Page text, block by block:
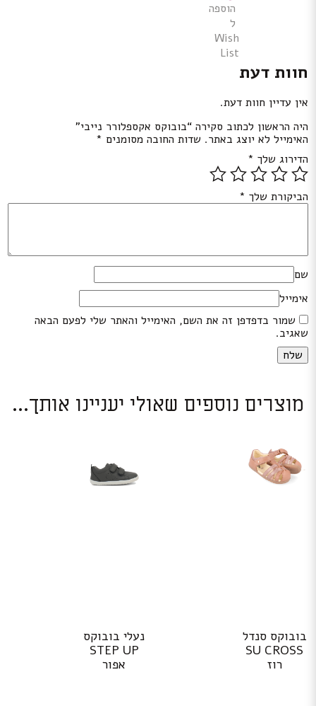
הוספה
ל
Wish
List
חוות דעת
אין עדיין חוות דעת.
היה הראשון לכתוב סקירה “בובוקס אקספלורר נייבי”
האימייל לא יוצג באתר. שדות החובה מסומנים *
הדירוג שלך *
הביקורת שלך *
שם
אימייל
שמור בדפדפן זה את השם, האימייל והאתר שלי לפעם הבאה
שאגיב.
מוצרים נוספים שאולי יעניינו אותך...
בובוקס סנדל
SU CROSS
רוז
נעלי בובוקס
STEP UP
אפור